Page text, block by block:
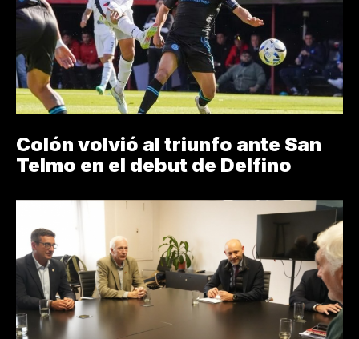
Colón volvió al triunfo ante San
Telmo en el debut de Delfino